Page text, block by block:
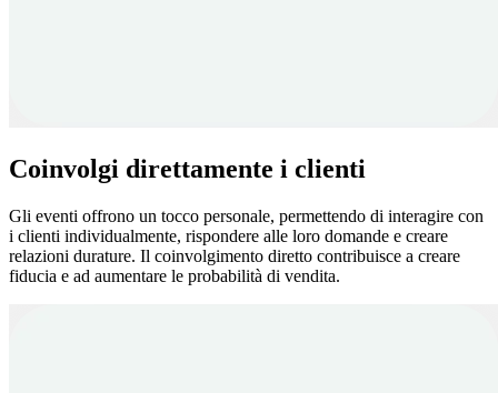
Coinvolgi direttamente i clienti
Gli eventi offrono un tocco personale, permettendo di interagire con
i clienti individualmente, rispondere alle loro domande e creare
relazioni durature. Il coinvolgimento diretto contribuisce a creare
fiducia e ad aumentare le probabilità di vendita.